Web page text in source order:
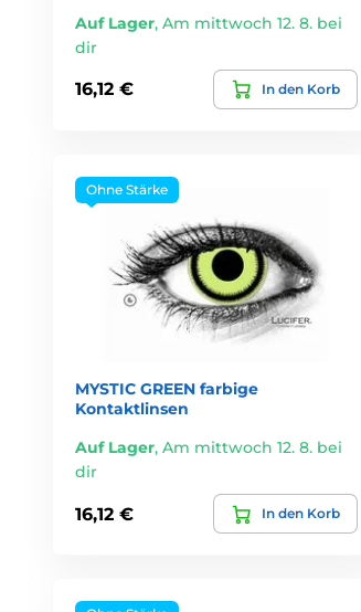
Auf Lager, Am mittwoch 12. 8. bei
dir
16,12 € In den Korb
Ohne Stärke
MYSTIC GREEN farbige
Kontaktlinsen
Auf Lager, Am mittwoch 12. 8. bei
dir
16,12 € In den Korb